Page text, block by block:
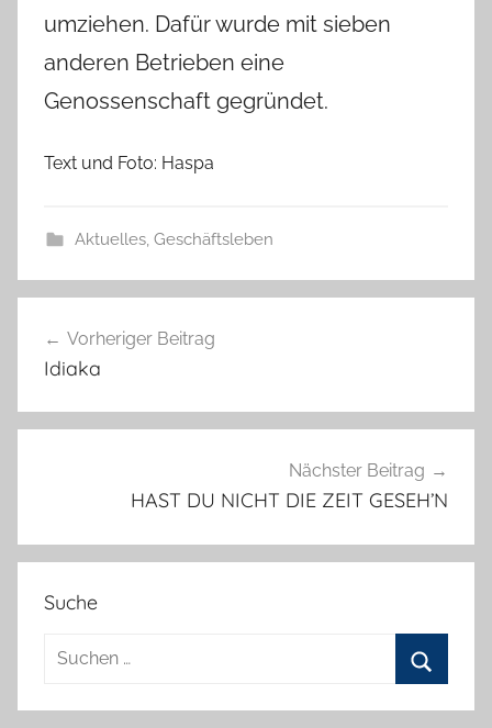
umziehen. Dafür wurde mit sieben
anderen Betrieben eine
Genossenschaft gegründet.
Text und Foto: Haspa
Aktuelles, Geschäftsleben
Vorheriger Beitrag
Idiaka
Nächster Beitrag
HAST DU NICHT DIE ZEIT GESEH’N
Suche
Suchen